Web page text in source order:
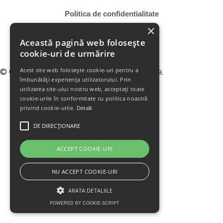
Politica de confidentialitate
© Copyright. Toate drepturile sunt rezervate.
Această pagină web folosește
cookie-uri de urmărire
Acest site web folosește cookie-uri pentru a
îmbunătăți experiența utilizatorului. Prin
utilizarea site-ului nostru web, acceptați toate
cookie-urile în conformitate cu politica noastră
privind cookie-urile. Detalii
DE DIRECȚIONARE
ACCEPT COOKIE-URI
NU ACCEPT COOKIE-URI
ARATA DETALIILE
POWERED BY COOKIE-SCRIPT
×